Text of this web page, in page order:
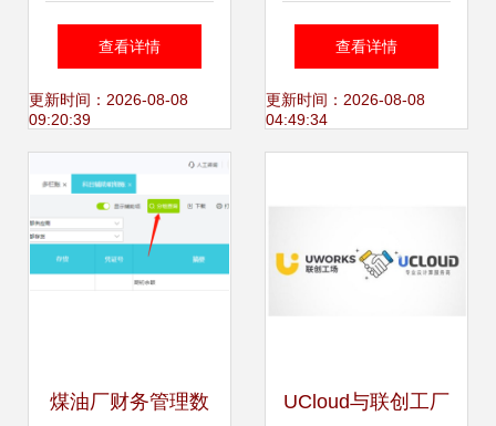
询 数字化浪潮中的
双引擎
查看详情
更新时间：2026-08-08
09:20:39
厂行业发展现状 软
件咨询驱动的智能
查看详情
更新时间：2026-08-08
04:49:34
煤油厂财务管理数 UCloud与联创工厂